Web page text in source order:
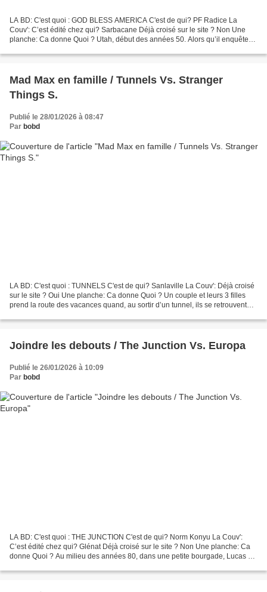
LA BD: C'est quoi : GOD BLESS AMERICA C'est de qui? PF Radice La
Couv': C’est édité chez qui? Sarbacane Déjà croisé sur le site ? Non Une
planche: Ca donne Quoi ? Utah, début des années 50. Alors qu’il enquête
Mad Max en famille / Tunnels Vs. Stranger
Things S.
Publié le 28/01/2026 à 08:47
Par bobd
LA BD: C'est quoi : TUNNELS C'est de qui? Sanlaville La Couv': Déjà croisé
sur le site ? Oui Une planche: Ca donne Quoi ? Un couple et leurs 3 filles
prend la route des vacances quand, au sortir d’un tunnel, ils se retrouvent
Joindre les debouts / The Junction Vs. Europa
Publié le 26/01/2026 à 10:09
Par bobd
LA BD: C'est quoi : THE JUNCTION C'est de qui? Norm Konyu La Couv':
C’est édité chez qui? Glénat Déjà croisé sur le site ? Non Une planche: Ca
donne Quoi ? Au milieu des années 80, dans une petite bourgade, Lucas et